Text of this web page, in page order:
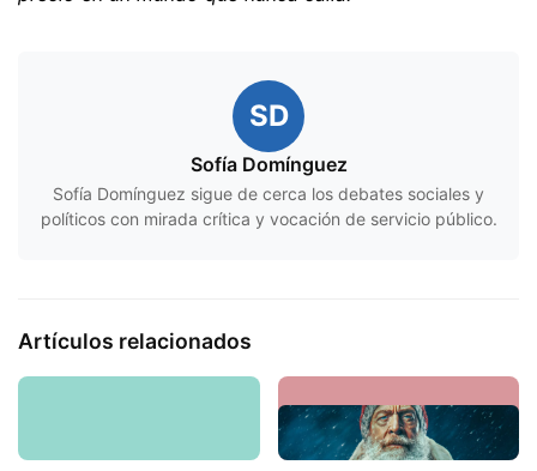
SD
Sofía Domínguez
Sofía Domínguez sigue de cerca los debates sociales y
políticos con mirada crítica y vocación de servicio público.
Artículos relacionados